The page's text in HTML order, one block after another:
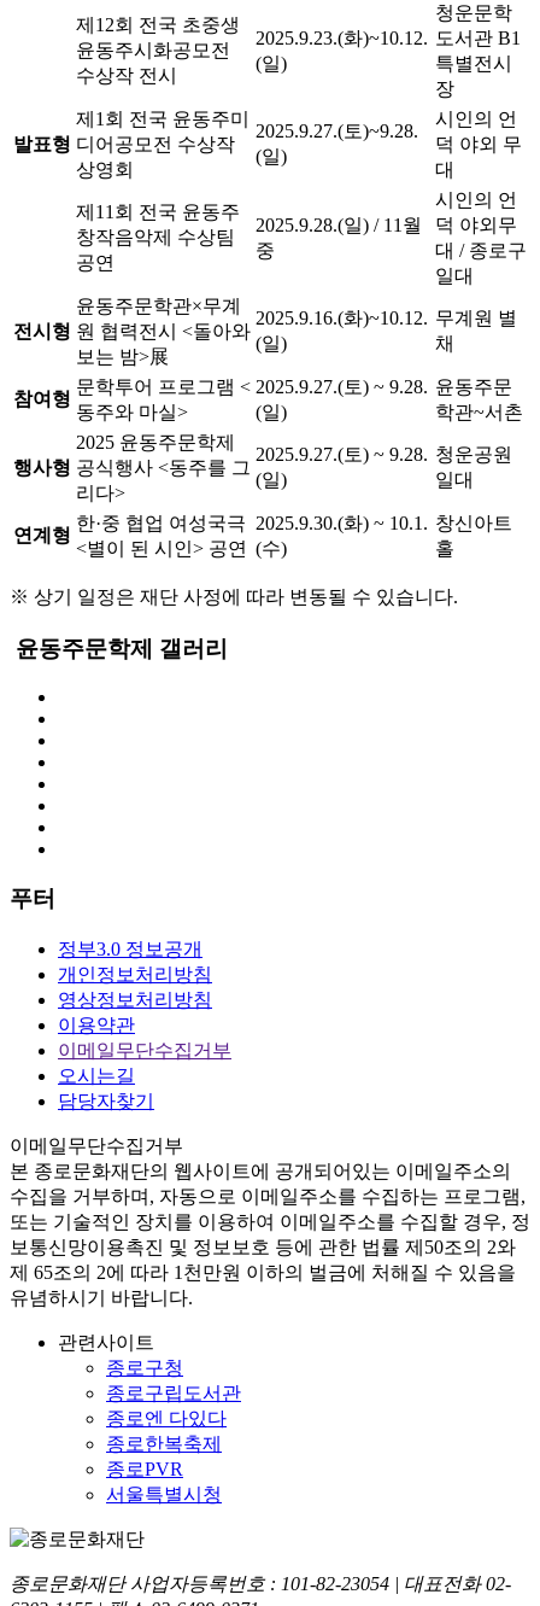
발표형
제12회 전국 초중생
윤동주시화공모전
수상작 전시
2025.9.23.(화)~10.12.
(일)
청운문학
도서관 B1
특별전시
장
제1회 전국 윤동주미
디어공모전 수상작
상영회
2025.9.27.(토)~9.28.
(일)
시인의 언
덕 야외 무
대
제11회 전국 윤동주
창작음악제 수상팀
공연
2025.9.28.(일) / 11월
중
시인의 언
덕 야외무
대 / 종로구
일대
전시형
윤동주문학관×무계
원 협력전시 <돌아와
보는 밤>展
2025.9.16.(화)~10.12.
(일)
무계원 별
채
참여형
문학투어 프로그램 <
동주와 마실>
2025.9.27.(토) ~ 9.28.
(일)
윤동주문
학관~서촌
행사형
2025 윤동주문학제
공식행사 <동주를 그
리다>
2025.9.27.(토) ~ 9.28.
(일)
청운공원
일대
연계형
한·중 협업 여성국극
<별이 된 시인> 공연
2025.9.30.(화) ~ 10.1.
(수)
창신아트
홀
※ 상기 일정은 재단 사정에 따라 변동될 수 있습니다.
윤동주문학제 갤러리
푸터
정부3.0 정보공개
개인정보처리방침
영상정보처리방침
이용약관
이메일무단수집거부
오시는길
담당자찾기
이메일무단수집거부
본 종로문화재단의 웹사이트에 공개되어있는 이메일주소의
수집을 거부하며, 자동으로 이메일주소를 수집하는 프로그램,
또는 기술적인 장치를 이용하여 이메일주소를 수집할 경우, 정
보통신망이용촉진 및 정보보호 등에 관한 법률 제50조의 2와
제 65조의 2에 따라 1천만원 이하의 벌금에 처해질 수 있음을
유념하시기 바랍니다.
관련사이트
종로구청
종로구립도서관
종로엔 다있다
종로한복축제
종로PVR
서울특별시청
종로문화재단 사업자등록번호 : 101-82-23054 | 대표전화02-